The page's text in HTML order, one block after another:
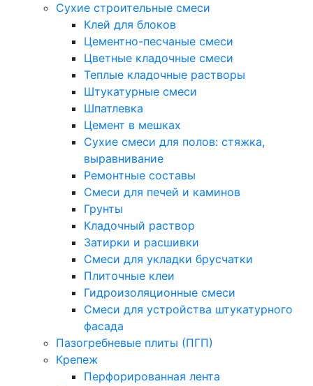
Сухие строительные смеси
Клей для блоков
Цементно-песчаные смеси
Цветные кладочные смеси
Теплые кладочные растворы
Штукатурные смеси
Шпатлевка
Цемент в мешках
Сухие смеси для полов: стяжка,
выравнивание
Ремонтные составы
Смеси для печей и каминов
Грунты
Кладочный раствор
Затирки и расшивки
Смеси для укладки брусчатки
Плиточные клеи
Гидроизоляционные смеси
Смеси для устройства штукатурного
фасада
Пазогребневые плиты (ПГП)
Крепеж
Перфорированная лента